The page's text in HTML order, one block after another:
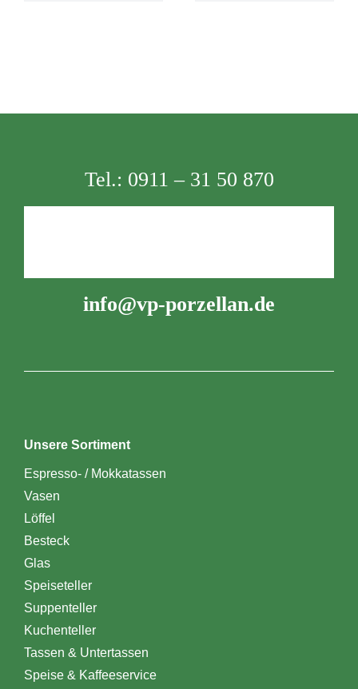
Tel.: 0911 – 31 50 870
info@vp-porzellan.de
Unsere Sortiment
Espresso- / Mokkatassen
Vasen
Löffel
Besteck
Glas
Speiseteller
Suppenteller
Kuchenteller
Tassen & Untertassen
Speise & Kaffeeservice